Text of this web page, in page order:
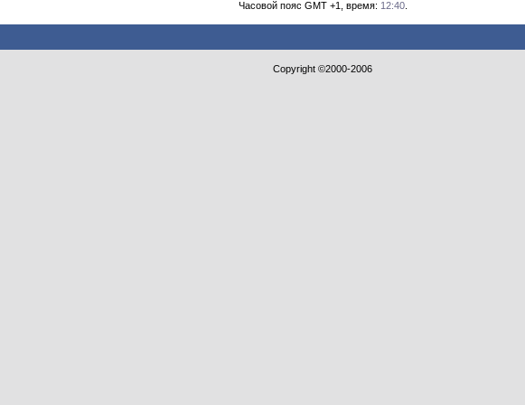
Часовой пояс GMT +1, время: 12:40.
Copyright ©2000-2006